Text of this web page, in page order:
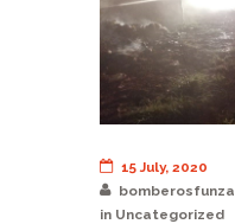
15 July, 2020
bomberosfunza
in Uncategorized